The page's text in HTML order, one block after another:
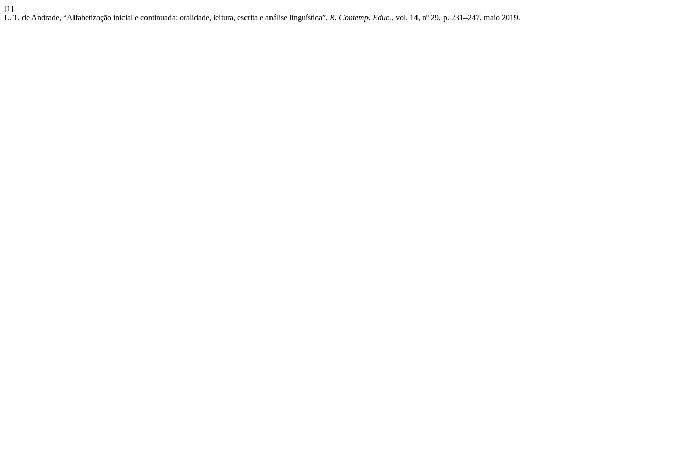
[1]
L. T. de Andrade, “Alfabetização inicial e continuada: oralidade, leitura, escrita e análise linguística”, R. Contemp. Educ., vol. 14, nº 29, p. 231–247, maio 2019.